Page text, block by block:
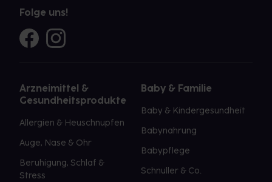
Folge uns!
Arzneimittel &
Gesundheitsprodukte
Allergien & Heuschnupfen
Auge, Nase & Ohr
Beruhigung, Schlaf &
Stress
Baby & Familie
Baby & Kindergesundheit
Babynahrung
Babypflege
Schnuller & Co.